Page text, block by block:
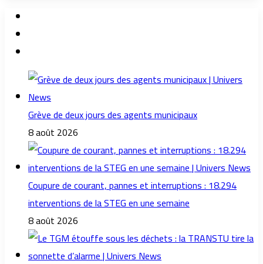
Grève de deux jours des agents municipaux
8 août 2026
Coupure de courant, pannes et interruptions : 18.294
interventions de la STEG en une semaine
8 août 2026